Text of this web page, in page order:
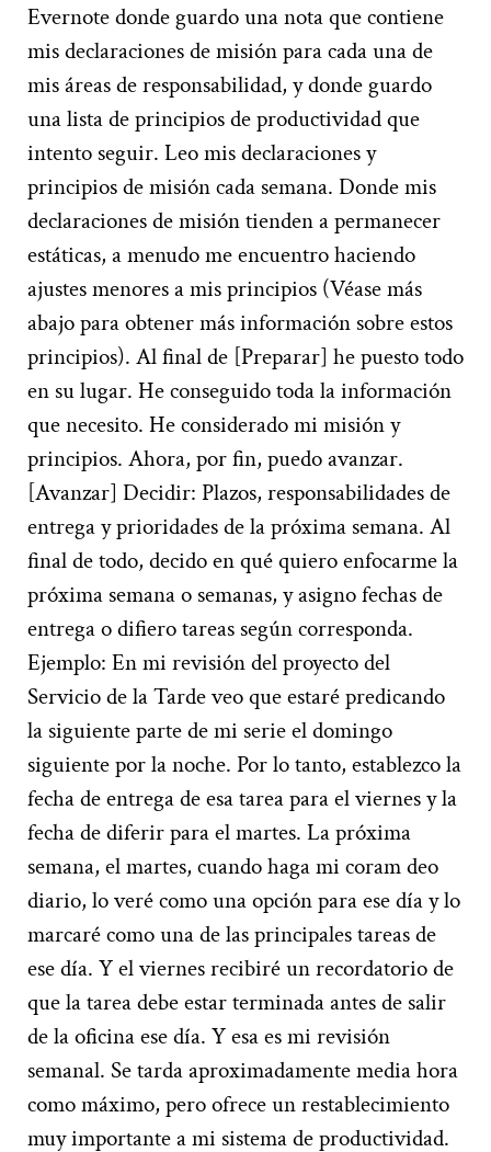
Evernote donde guardo una nota que contiene
mis declaraciones de misión para cada una de
mis áreas de responsabilidad, y donde guardo
una lista de principios de productividad que
intento seguir. Leo mis declaraciones y
principios de misión cada semana. Donde mis
declaraciones de misión tienden a permanecer
estáticas, a menudo me encuentro haciendo
ajustes menores a mis principios (Véase más
abajo para obtener más información sobre estos
principios). Al final de [Preparar] he puesto todo
en su lugar. He conseguido toda la información
que necesito. He considerado mi misión y
principios. Ahora, por fin, puedo avanzar.
[Avanzar] Decidir: Plazos, responsabilidades de
entrega y prioridades de la próxima semana. Al
final de todo, decido en qué quiero enfocarme la
próxima semana o semanas, y asigno fechas de
entrega o difiero tareas según corresponda.
Ejemplo: En mi revisión del proyecto del
Servicio de la Tarde veo que estaré predicando
la siguiente parte de mi serie el domingo
siguiente por la noche. Por lo tanto, establezco la
fecha de entrega de esa tarea para el viernes y la
fecha de diferir para el martes. La próxima
semana, el martes, cuando haga mi coram deo
diario, lo veré como una opción para ese día y lo
marcaré como una de las principales tareas de
ese día. Y el viernes recibiré un recordatorio de
que la tarea debe estar terminada antes de salir
de la oficina ese día. Y esa es mi revisión
semanal. Se tarda aproximadamente media hora
como máximo, pero ofrece un restablecimiento
muy importante a mi sistema de productividad.